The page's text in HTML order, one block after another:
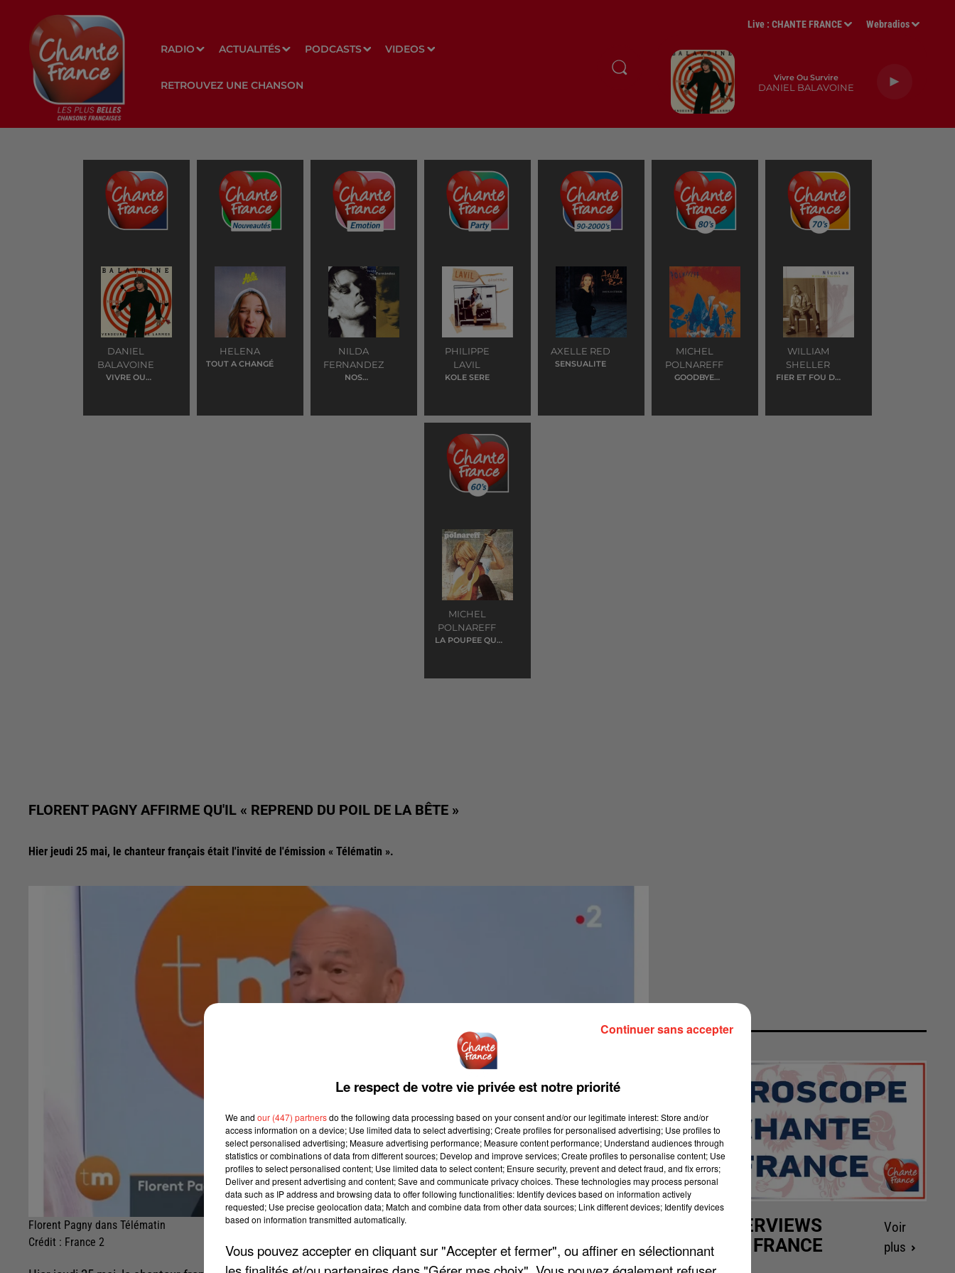
RADIO ACTUALITÉS PODCASTS VIDEOS
RETROUVEZ UNE CHANSON
Live :CHANTE FRANCE Webradios
Vivre Ou Survire
DANIEL BALAVOINE
DANIEL
BALAVOINE
VIVRE OU
HELENA
TOUT A CHANGÉ
NILDA
FERNANDEZ
NOS
PHILIPPE
LAVIL
KOLE SERE
AXELLE RED
SENSUALITE
MICHEL
POLNAREFF
GOODBYE
WILLIAM
SHELLER
FIER ET FOU DE
MICHEL
POLNAREFF
LA POUPEE QUI
FLORENT PAGNY AFFIRME QU'IL « REPREND DU POIL DE LA BÊTE »
Hier jeudi 25 mai, le chanteur français était l'invité de l'émission « Télématin ».
Florent Pagny dans Télématin
Crédit : France 2
LES INTERVIEWS
CHANTE FRANCE
Voir
plus
Le respect de votre vie privée est notre priorité
We and our (447) partnersdo the following data processing based on your consent and/or our legitimate interest: Store and/or
access information on a device; Use limited data to select advertising; Create profiles for personalised advertising; Use profiles to
select personalised advertising; Measure advertising performance; Measure content performance; Understand audiences through
statistics or combinations of data from different sources; Develop and improve services; Create profiles to personalise content; Use
profiles to select personalised content; Use limited data to select content; Ensure security, prevent and detect fraud, and fix errors;
Deliver and present advertising and content; Save and communicate privacy choices. These technologies may process personal
data such as IP address and browsing data to offer following functionalities: Identify devices based on information actively
requested; Use precise geolocation data; Match and combine data from other data sources; Link different devices; Identify devices
based on information transmitted automatically.
Vous pouvez accepter en cliquant sur "Accepter et fermer", ou affiner en sélectionnant
Continuer sans accepter